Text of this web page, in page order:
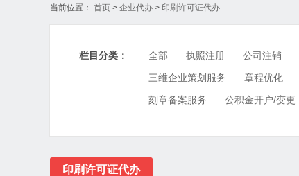
当前位置： 首页 > 企业代办 > 印刷许可证代办
栏目分类： 全部 执照注册 公司注销
三维企业策划服务
章程优化
刻章备案服务
公积金开户/变更
印刷许可证代办